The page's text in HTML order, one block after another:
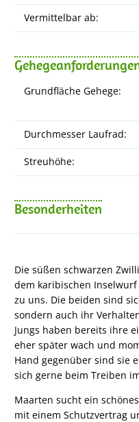
Vermittelbar ab:
Grundfläche Gehege:
Durchmesser Laufrad:
Streuhöhe:
Besonderheiten
Die süßen schwarzen
dem karibischen
zu uns. Die beiden sind
sondern auch ihr
Jungs haben bereits ihre
eher später wach und
Hand gegenüber sind sie
sich gerne beim Treiben
Maarten sucht ein
mit einem Schutzvertrag